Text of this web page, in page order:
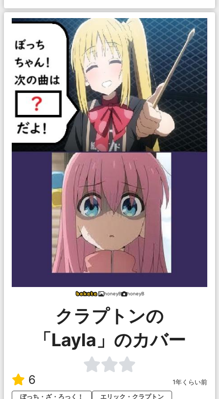
honeyB honeyB
クラプトンの
「Layla」のカバー
6
1年くらい前
ぼっち・ざ・ろっく！
エリック・クラプトン